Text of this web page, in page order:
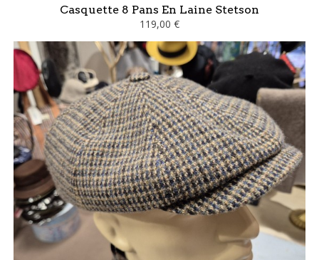
Casquette 8 Pans En Laine Stetson
119,00 €